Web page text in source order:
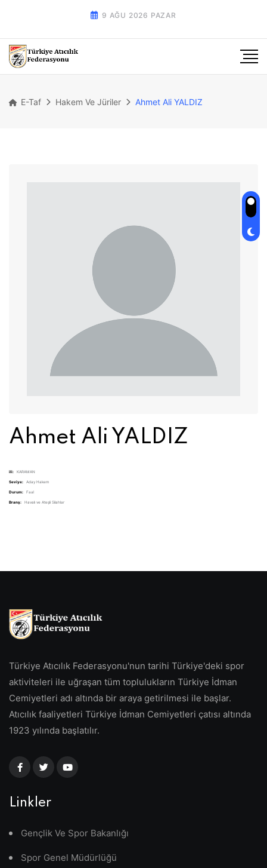
9 AĞU 2026 PAZAR
E-Taf Hakem Ve Jüriler Ahmet Ali YALDIZ
Ahmet Ali YALDIZ
ili: KARAMAN
Seviye: Aday Hakem
Durum: Faal
Branş: Havalı ve Ateşli Silahlar
Türkiye Atıcılık Federasyonu'nun tarihi Türkiye'deki spor
aktiviteleri ile uğraşan tüm toplulukların Türkiye İdman
Cemiyetleri adı altında bir araya getirilmesi ile başlar.
Atıcılık faaliyetleri Türkiye İdman Cemiyetleri çatısı altında
1923 yılında başlatılır.
Linkler
Gençlik Ve Spor Bakanlığı
Spor Genel Müdürlüğü